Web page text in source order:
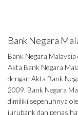
Bank Negara
Bank Negara
Akta Bank Negara
dengan Akta Bank
2009. Bank Negara
dimiliki sepenuhnya
jurubank dan